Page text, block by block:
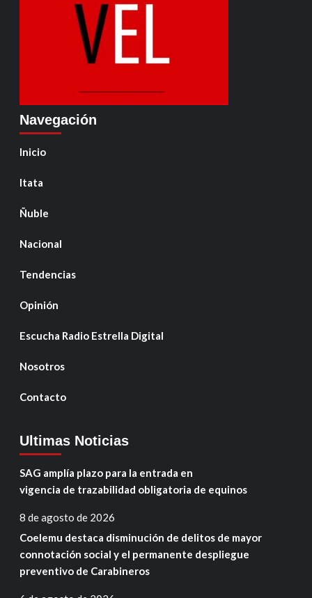
Navegación
Inicio
Itata
Ñuble
Nacional
Tendencias
Opinión
Escucha Radio Estrella Digital
Nosotros
Contacto
Ultimas Noticias
SAG amplía plazo para la entrada en
vigencia de trazabilidad obligatoria de equinos
8 de agosto de 2026
Coelemu destaca disminución de delitos de mayor
connotación social y el permanente despliegue
preventivo de Carabineros